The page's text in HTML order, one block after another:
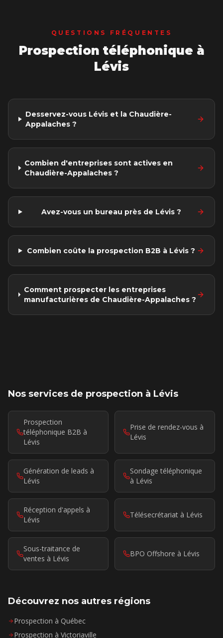
QUESTIONS FRÉQUENTES
Prospection téléphonique à
Lévis
Desservez-vous Lévis et la Chaudière-
Appalaches ?
Combien d'entreprises sont actives en
Chaudière-Appalaches ?
Avez-vous un bureau près de Lévis ?
Combien coûte la prospection B2B à Lévis ?
Comment prospecter les entreprises
manufacturières de Chaudière-Appalaches ?
Nos services de prospection à Lévis
Prospection
téléphonique B2B à
Lévis
Prise de rendez-vous à
Lévis
Génération de leads à
Lévis
Sondage téléphonique
à Lévis
Réception d'appels à
Lévis
Télésecrétariat à Lévis
Sous-traitance de
ventes à Lévis
BPO Offshore à Lévis
Découvrez nos autres régions
Prospection à Québec
Prospection à Victoriaville